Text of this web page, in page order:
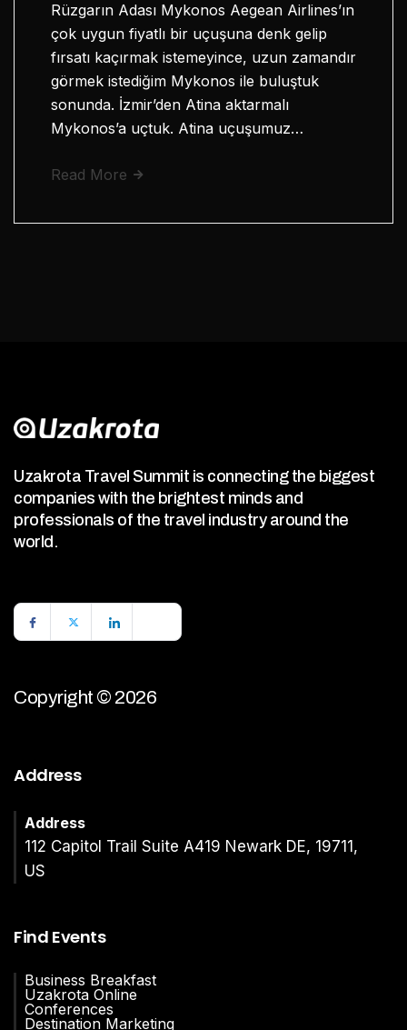
Rüzgarın Adası Mykonos Aegean Airlines’ın
çok uygun fiyatlı bir uçuşuna denk gelip
fırsatı kaçırmak istemeyince, uzun zamandır
görmek istediğim Mykonos ile buluştuk
sonunda. İzmir’den Atina aktarmalı
Mykonos’a uçtuk. Atina uçuşumuz…
Read More
Uzakrota Travel Summit is connecting the biggest
companies with the brightest minds and
professionals of the travel industry around the
world.
Copyright © 2026
Address
Address
112 Capitol Trail Suite A419 Newark DE, 19711,
US
Find Events
Business Breakfast
Uzakrota Online
Conferences
Destination Marketing